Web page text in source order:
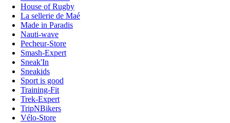
House of Rugby
La sellerie de Maé
Made in Paradis
Nauti-wave
Pecheur-Store
Smash-Expert
Sneak'In
Sneakids
Sport is good
Training-Fit
Trek-Expert
TripNBikers
Vélo-Store